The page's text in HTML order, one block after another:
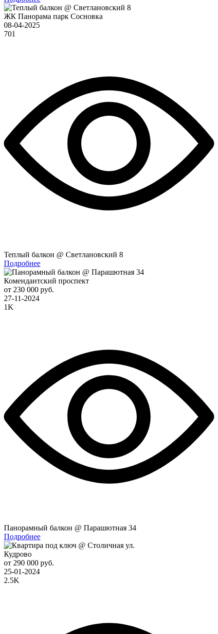
ЖК Панорама парк Сосновка
08-04-2025
701
Теплый балкон @ Светлановский 8
Подробнее
Комендантский проспект
от 230 000 руб.
27-11-2024
1K
Панорамный балкон @ Парашютная 34
Подробнее
Кудрово
от 290 000 руб.
25-01-2024
2.5K